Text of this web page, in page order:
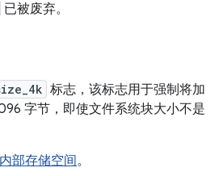
已被废弃。
标志，该标志用于强制将加
字节，即使文件系统块大小不是
内部存储空间。